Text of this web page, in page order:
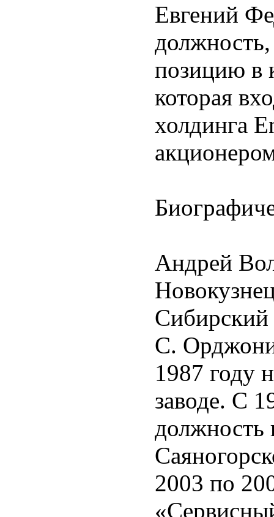
Евгений
позицию в
которая
холдинга
Андрей
Сибирский
С.
1987 году
заводе. С
должность
2003 по